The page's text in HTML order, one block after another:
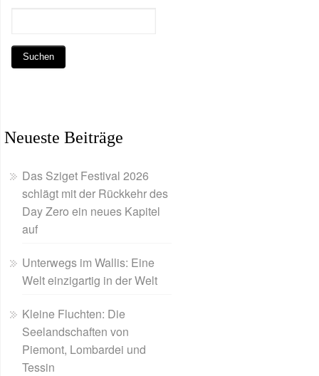
Neueste Beiträge
Das Sziget Festival 2026
schlägt mit der Rückkehr des
Day Zero ein neues Kapitel
auf
Unterwegs im Wallis: Eine
Welt einzigartig in der Welt
Kleine Fluchten: Die
Seelandschaften von
Piemont, Lombardei und
Tessin